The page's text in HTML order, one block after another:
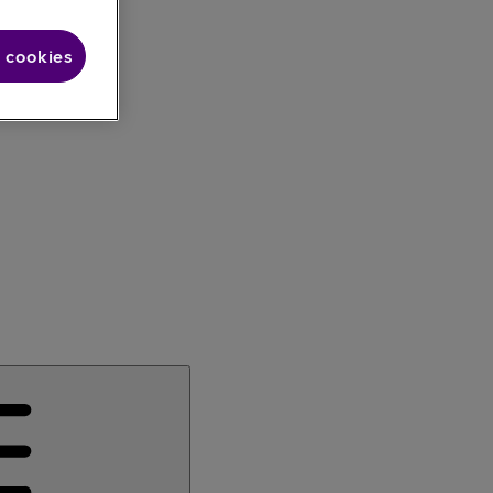
cookies